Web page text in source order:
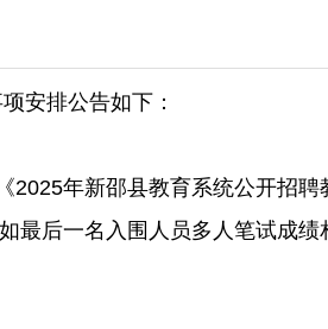
安排公告如下：
年新邵县教育系统公开招聘
最后一名入围人员多人笔试成绩